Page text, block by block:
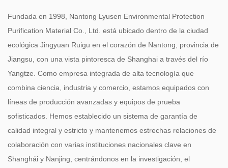
Fundada en 1998, Nantong Lyusen Environmental Protection
Purification Material Co., Ltd. está ubicado dentro de la ciudad
ecológica Jingyuan Ruigu en el corazón de Nantong, provincia de
Jiangsu, con una vista pintoresca de Shanghai a través del río
Yangtze. Como empresa integrada de alta tecnología que
combina ciencia, industria y comercio, estamos equipados con
líneas de producción avanzadas y equipos de prueba
sofisticados. Hemos establecido un sistema de garantía de
calidad integral y estricto y mantenemos estrechas relaciones de
colaboración con varias instituciones nacionales clave en
Shanghái y Nanjing, centrándonos en la investigación, el